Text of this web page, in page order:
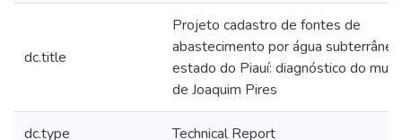
dc.title
Projeto cadastro de fontes de
abastecimento por água subterrânea:
estado do Piauí: diagnóstico do
de Joaquim Pires
dc.type Technical Report